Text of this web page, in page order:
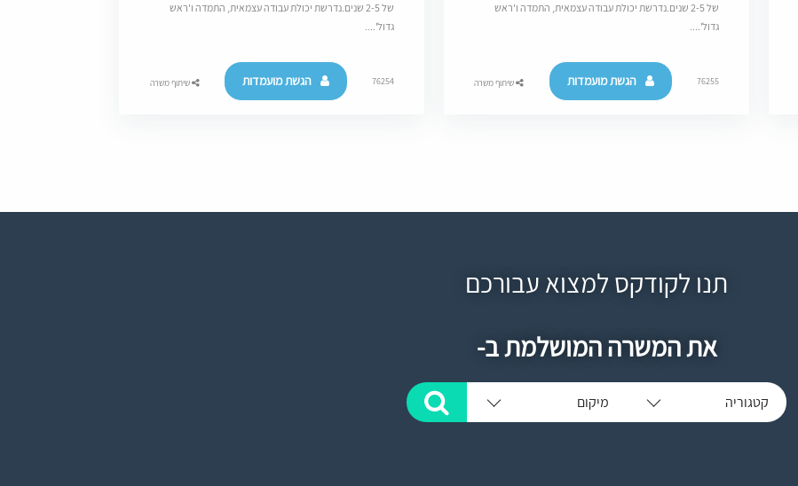
של 2-5 שנים.נדרשת יכולת עבודה עצמאית, התמדה ו'ראש
גדול'....
76255 הגשת מועמדות שיתוף משרה
של 2-5 שנים.נדרשת יכולת עבודה עצמאית, התמדה ו'ראש
גדול'....
76254 הגשת מועמדות שיתוף משרה
תנו לקודקס למצוא עבורכם
את המשרה המושלמת ב-
קטגוריה מיקום